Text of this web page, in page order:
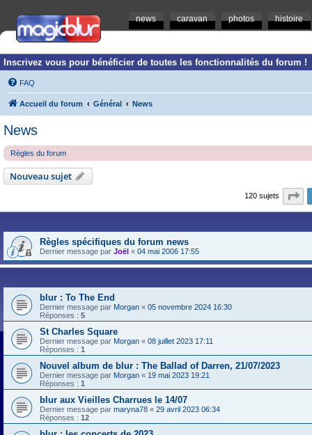
news caravan photos histoire
Inscrivez vous pour bénéficier de toutes les fonctionnalités du forum !
FAQ
Accueil du forum Général News
News
Règles du forum
Nouveau sujet
120 sujets
Règles spécifiques du forum news
Dernier message par Joël « 04 mai 2006 17:55
blur : To The End
Dernier message par Morgan « 05 novembre 2024 16:30
Réponses : 5
St Charles Square
Dernier message par Morgan « 08 juillet 2023 17:11
Réponses : 1
Nouvel album de blur : The Ballad of Darren, 21/07/2023
Dernier message par Morgan « 19 mai 2023 19:21
Réponses : 1
blur aux Vieilles Charrues le 14/07
Dernier message par maryna78 « 29 avril 2023 06:34
Réponses : 12